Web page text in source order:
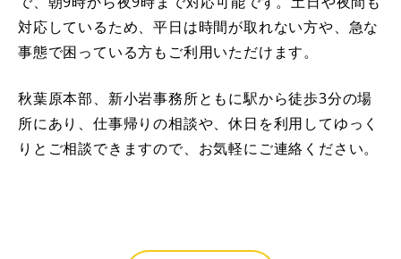
対応しているため、平日は時間が取れない方や、急な
事態で困っている方もご利用いただけます。
秋葉原本部、新小岩事務所ともに駅から徒歩3分の場
所にあり、仕事帰りの相談や、休日を利用してゆっく
りとご相談できますので、お気軽にご連絡ください。